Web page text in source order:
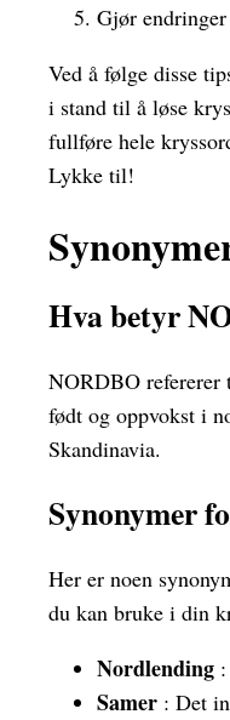
Gjør endringer
Ved å følge disse
i stand til å løse
fullføre hele
Lykke til!
Hva betyr
NORDBO refererer
født og oppvokst i
Skandinavia.
Synonymer
Her er noen
du kan bruke i din
Nordlending
Samer : Det